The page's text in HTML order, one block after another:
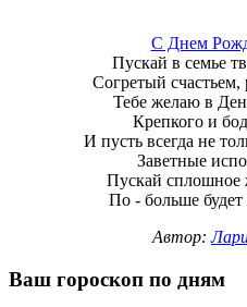
С Днем
Пускай в семье
Согретый
Тебе желаю в
Крепкого и
И пусть всегда не
Заветные
Пускай сплошное
По - больше
Автор:
Ваш гороскоп по дням